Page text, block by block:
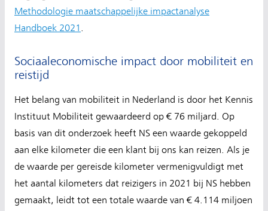
Methodologie maatschappelijke impactanalyse
Handboek 2021 .
Sociaaleconomische impact door mobiliteit en
reistijd
Het belang van mobiliteit in Nederland is door het Kennis
Instituut Mobiliteit gewaardeerd op € 76 miljard. Op
basis van dit onderzoek heeft NS een waarde gekoppeld
aan elke kilometer die een klant bij ons kan reizen. Als je
de waarde per gereisde kilometer vermenigvuldigt met
het aantal kilometers dat reizigers in 2021 bij NS hebben
gemaakt, leidt tot een totale waarde van € 4.114 miljoen